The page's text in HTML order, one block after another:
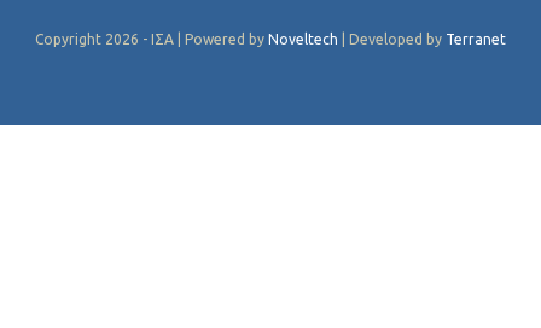
Copyright 2026 - ΙΣΑ | Powered by Noveltech | Developed by Terranet